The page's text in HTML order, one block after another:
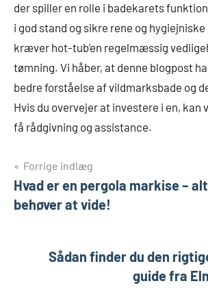
der spiller en rolle i badekarets
i god stand og sikre rene og
kræver hot-tub’en regelmæssig
tømning. Vi håber, at denne blogpost
bedre forståelse af vildmarksbade og
Hvis du overvejer at investere i en, kan
få rådgivning og assistance.
Indlægsnavigation
Forrige indlæg
Hvad er en pergola markise –
behøver at vide!
Sådan finder du den
guide fra